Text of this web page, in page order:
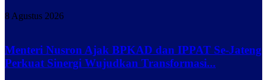
8 Agustus 2026
Menteri Nusron Ajak BPKAD dan IPPAT Se-Jateng
Perkuat Sinergi Wujudkan Transformasi...